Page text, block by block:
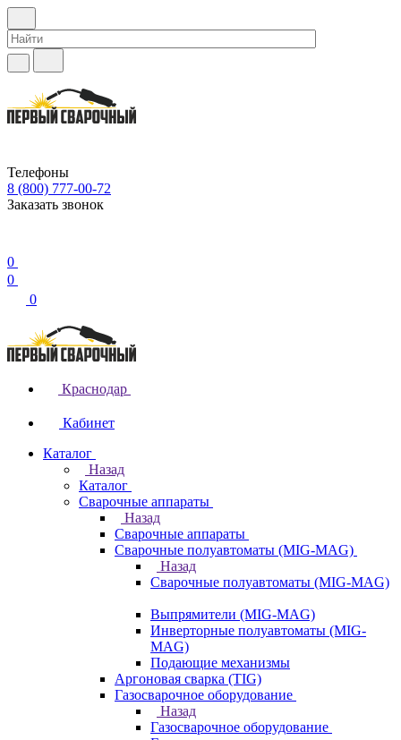
Телефоны
8 (800) 777-00-72
Заказать звонок
0
0
0
Краснодар
Кабинет
Каталог
Назад
Каталог
Сварочные аппараты
Назад
Сварочные аппараты
Сварочные полуавтоматы (MIG-MAG)
Назад
Сварочные полуавтоматы (MIG-MAG)
Выпрямители (MIG-MAG)
Инверторные полуавтоматы (MIG-
MAG)
Подающие механизмы
Аргоновая сварка (TIG)
Газосварочное оборудование
Назад
Газосварочное оборудование